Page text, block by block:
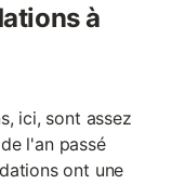
à
ici, sont assez
l'an passé
ont une